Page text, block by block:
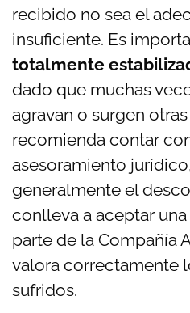
recibido no sea el
insuficiente. Es
totalmente
dado que muchas
agravan o surgen
recomienda contar
asesoramiento
generalmente el
conlleva a aceptar
parte de la Compañía
valora correctamente
sufridos.